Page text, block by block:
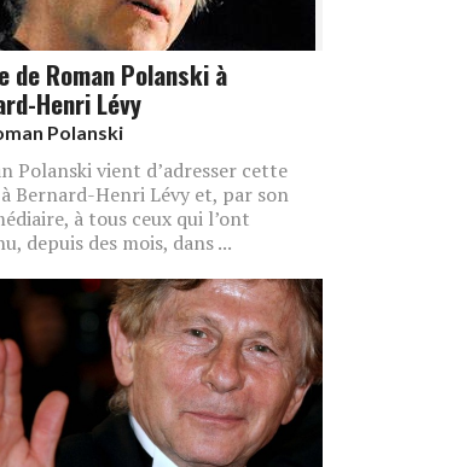
de Roman Polanski à
Henri Lévy
Polanski
Polanski vient d’adresser cette
Bernard-Henri Lévy et, par son
à tous ceux qui l’ont
depuis des mois, dans ...